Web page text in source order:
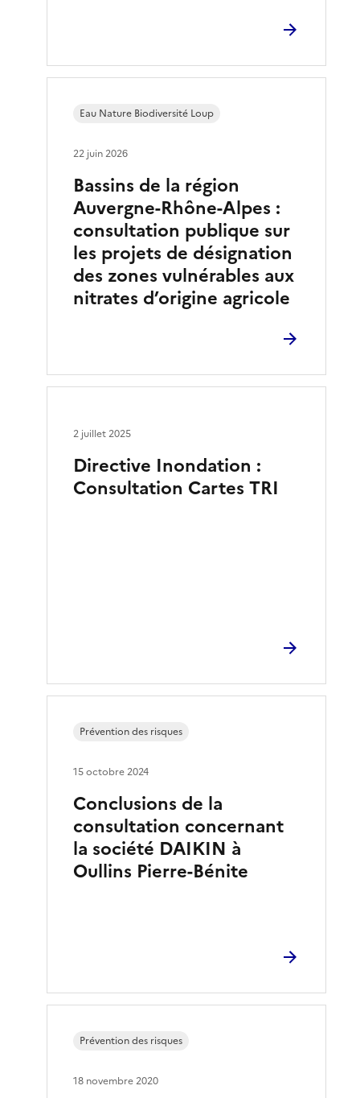
Bassins de la région
Auvergne-Rhône-Alpes :
consultation publique sur
les projets de désignation
des zones vulnérables aux
nitrates d’origine agricole
Eau Nature Biodiversité Loup
22 juin 2026
Directive Inondation :
Consultation Cartes TRI
2 juillet 2025
Conclusions de la
consultation concernant
la société DAIKIN à
Oullins Pierre-Bénite
Prévention des risques
15 octobre 2024
Prévention des risques
18 novembre 2020